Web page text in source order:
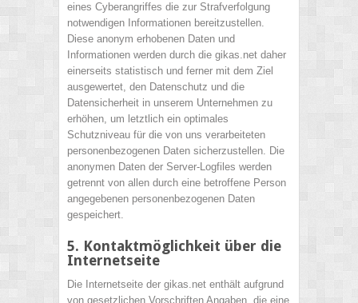
eines Cyberangriffes die zur Strafverfolgung
notwendigen Informationen bereitzustellen.
Diese anonym erhobenen Daten und
Informationen werden durch die gikas.net daher
einerseits statistisch und ferner mit dem Ziel
ausgewertet, den Datenschutz und die
Datensicherheit in unserem Unternehmen zu
erhöhen, um letztlich ein optimales
Schutzniveau für die von uns verarbeiteten
personenbezogenen Daten sicherzustellen. Die
anonymen Daten der Server-Logfiles werden
getrennt von allen durch eine betroffene Person
angegebenen personenbezogenen Daten
gespeichert.
5. Kontaktmöglichkeit über die
Internetseite
Die Internetseite der gikas.net enthält aufgrund
von gesetzlichen Vorschriften Angaben, die eine